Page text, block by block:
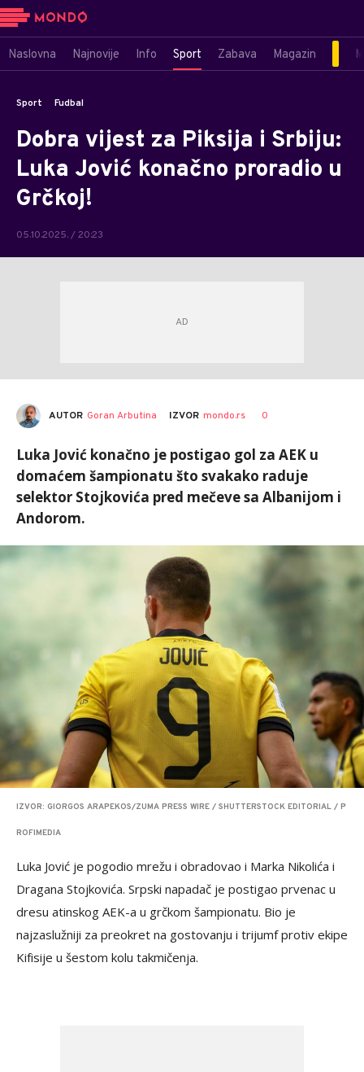
Naslovna Najnovije Info Sport Zabava Magazin
Sport Fudbal
Dobra vijest za Piksija i Srbiju:
Luka Jović konačno proradio u
Grčkoj!
05.10.2025. / 20:23
AUTOR Goran Arbutina IZVOR mondo.rs 0
Luka Jović konačno je postigao gol za AEK u
domaćem šampionatu što svakako raduje
selektor Stojkovića pred mečeve sa Albanijom i
Andorom.
IZVOR: GIORGOS ARAPEKOS/ZUMA PRESS WIRE / SHUTTERSTOCK EDITORIAL / P
ROFIMEDIA
Luka Jović je pogodio mrežu i obradovao i Marka Nikolića i
Dragana Stojkovića. Srpski napadač je postigao prvenac u
dresu atinskog AEK-a u grčkom šampionatu. Bio je
najzaslužniji za preokret na gostovanju i trijumf protiv ekipe
Kifisije u šestom kolu takmičenja.